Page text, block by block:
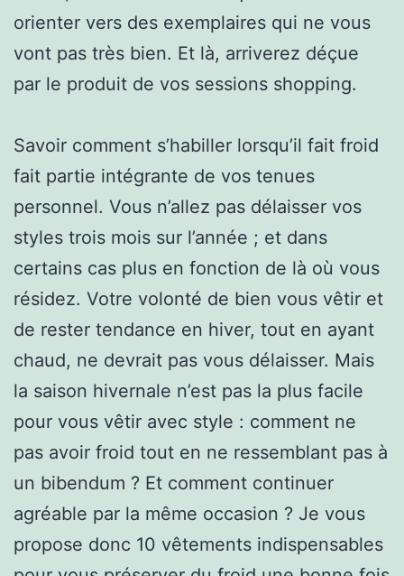
orienter vers des exemplaires qui ne vous
vont pas très bien. Et là, arriverez déçue
par le produit de vos sessions shopping.
Savoir comment s’habiller lorsqu’il fait froid
fait partie intégrante de vos tenues
personnel. Vous n’allez pas délaisser vos
styles trois mois sur l’année ; et dans
certains cas plus en fonction de là où vous
résidez. Votre volonté de bien vous vêtir et
de rester tendance en hiver, tout en ayant
chaud, ne devrait pas vous délaisser. Mais
la saison hivernale n’est pas la plus facile
pour vous vêtir avec style : comment ne
pas avoir froid tout en ne ressemblant pas à
un bibendum ? Et comment continuer
agréable par la même occasion ? Je vous
propose donc 10 vêtements indispensables